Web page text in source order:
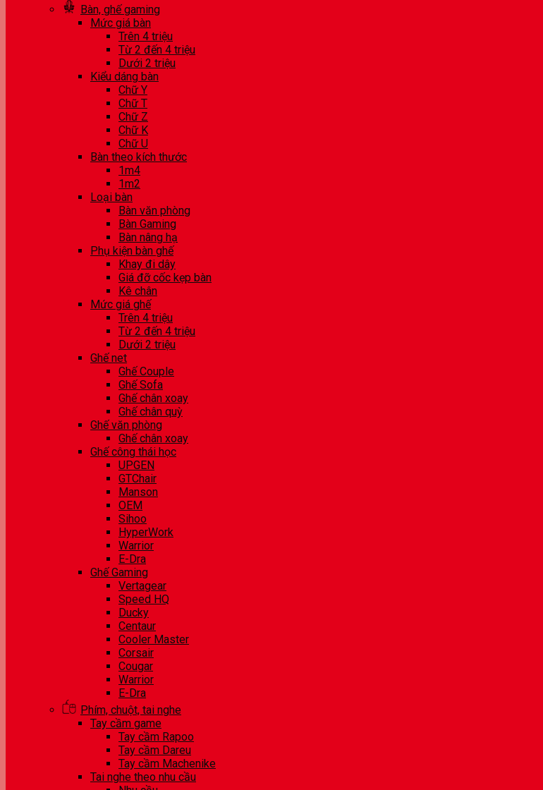
Bàn, ghế gaming
Mức giá bàn
Trên 4 triệu
Từ 2 đến 4 triệu
Dưới 2 triệu
Kiểu dáng bàn
Chữ Y
Chữ T
Chữ Z
Chữ K
Chữ U
Bàn theo kích thước
1m4
1m2
Loại bàn
Bàn văn phòng
Bàn Gaming
Bàn nâng hạ
Phụ kiện bàn ghế
Khay đi dây
Giá đỡ cốc kẹp bàn
Kê chân
Mức giá ghế
Trên 4 triệu
Từ 2 đến 4 triệu
Dưới 2 triệu
Ghế net
Ghế Couple
Ghế Sofa
Ghế chân xoay
Ghế chân quỳ
Ghế văn phòng
Ghế chân xoay
Ghế công thái học
UPGEN
GTChair
Manson
OEM
Sihoo
HyperWork
Warrior
E-Dra
Ghế Gaming
Vertagear
Speed HQ
Ducky
Centaur
Cooler Master
Corsair
Cougar
Warrior
E-Dra
Phím, chuột, tai nghe
Tay cầm game
Tay cầm Rapoo
Tay cầm Dareu
Tay cầm Machenike
Tai nghe theo nhu cầu